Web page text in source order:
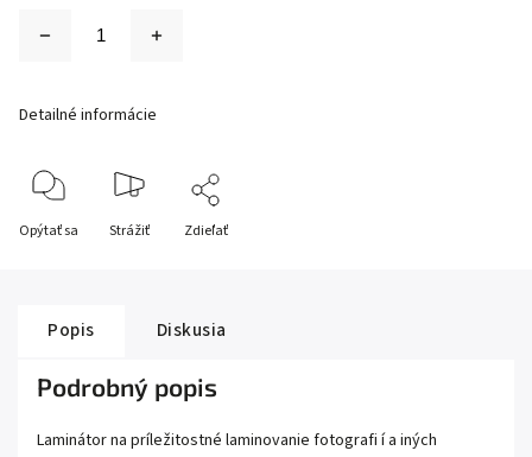
Detailné informácie
Opýtať sa Strážiť Zdieľať
Popis Diskusia
Podrobný popis
Laminátor na príležitostné laminovanie fotografi í a iných